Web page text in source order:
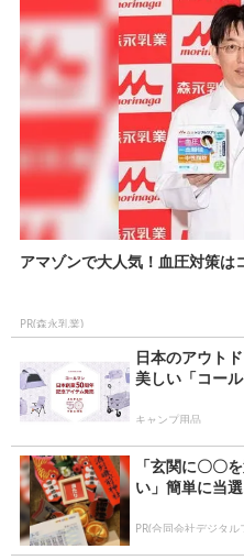
アマゾンで大人気！血圧対策は
PR(森永乳業)
日本のアウト
美しい「コー
キャンプ用品
「玄関に〇〇
い」簡単に当選
PR(合同会社デジタル